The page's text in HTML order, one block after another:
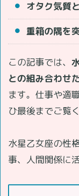
オタク気質
重箱の隅を
この記事では、
との組み合わせ
ます。仕事や適
ひ最後までご覧
水星乙女座の性
事、人間関係に